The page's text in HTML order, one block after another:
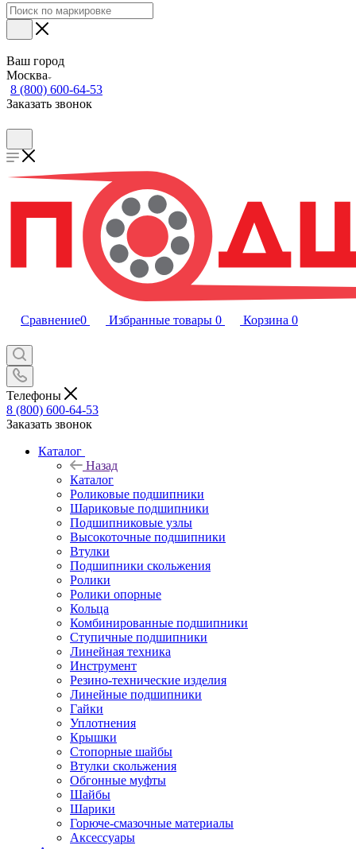
Ваш город
Москва
8 (800) 600-64-53
Заказать звонок
Сравнение0 Избранные товары 0 Корзина 0
Телефоны
8 (800) 600-64-53
Заказать звонок
Каталог
Назад
Каталог
Роликовые подшипники
Шариковые подшипники
Подшипниковые узлы
Высокоточные подшипники
Втулки
Подшипники скольжения
Ролики
Ролики опорные
Кольца
Комбинированные подшипники
Ступичные подшипники
Линейная техника
Инструмент
Резино-технические изделия
Линейные подшипники
Гайки
Уплотнения
Крышки
Стопорные шайбы
Втулки скольжения
Обгонные муфты
Шайбы
Шарики
Горюче-смазочные материалы
Аксессуары